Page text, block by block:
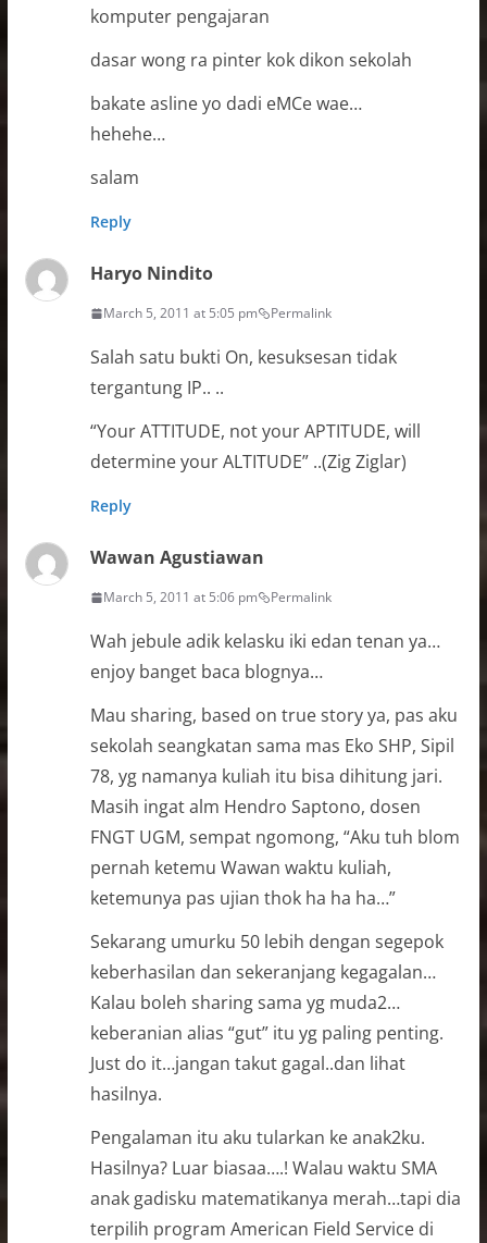
komputer pengajaran
dasar wong ra pinter kok dikon sekolah
bakate asline yo dadi eMCe wae…
hehehe…
salam
Reply
Haryo Nindito
March 5, 2011 at 5:05 pm Permalink
Salah satu bukti On, kesuksesan tidak
tergantung IP.. ..
“Your ATTITUDE, not your APTITUDE, will
determine your ALTITUDE” ..(Zig Ziglar)
Reply
Wawan Agustiawan
March 5, 2011 at 5:06 pm Permalink
Wah jebule adik kelasku iki edan tenan ya…
enjoy banget baca blognya…
Mau sharing, based on true story ya, pas aku
sekolah seangkatan sama mas Eko SHP, Sipil
78, yg namanya kuliah itu bisa dihitung jari.
Masih ingat alm Hendro Saptono, dosen
FNGT UGM, sempat ngomong, “Aku tuh blom
pernah ketemu Wawan waktu kuliah,
ketemunya pas ujian thok ha ha ha…”
Sekarang umurku 50 lebih dengan segepok
keberhasilan dan sekeranjang kegagalan…
Kalau boleh sharing sama yg muda2…
keberanian alias “gut” itu yg paling penting.
Just do it…jangan takut gagal..dan lihat
hasilnya.
Pengalaman itu aku tularkan ke anak2ku.
Hasilnya? Luar biasaa….! Walau waktu SMA
anak gadisku matematikanya merah…tapi dia
terpilih program American Field Service di